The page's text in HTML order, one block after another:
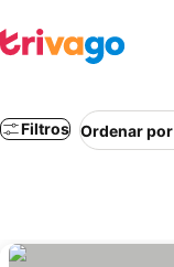
Filtros Ordenar por